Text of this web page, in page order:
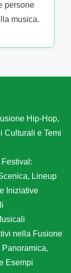
persone
musica.
Hip-Hop,
Culturali e Temi
Lineup
Iniziative
nella Fusione
Esempi